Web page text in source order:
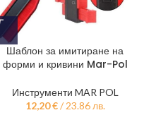
Шаблон за имитиране на
форми и кривини Mar-Pol
Инструменти MAR POL
12,20€ / 23.86 лв.